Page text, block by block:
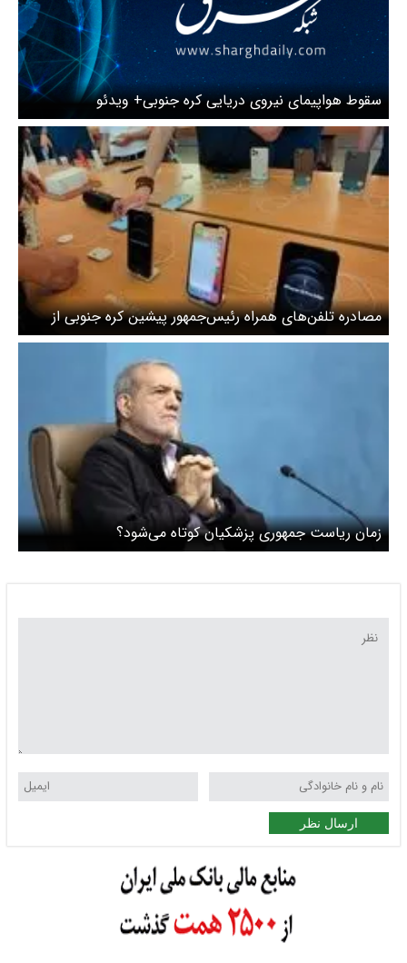
سقوط هواپیمای نیروی دریایی کره جنوبی+ ویدئو
مصادره تلفن‌های همراه رئیس‌جمهور پیشین کره جنوبی از
سوی پلیس
زمان ریاست جمهوری پزشکیان کوتاه می‌شود؟
ارسال نظر